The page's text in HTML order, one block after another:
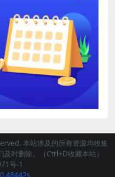
本站涉及的所有资源均收集
时删除。（Ctrl+D收藏本站）
号-1